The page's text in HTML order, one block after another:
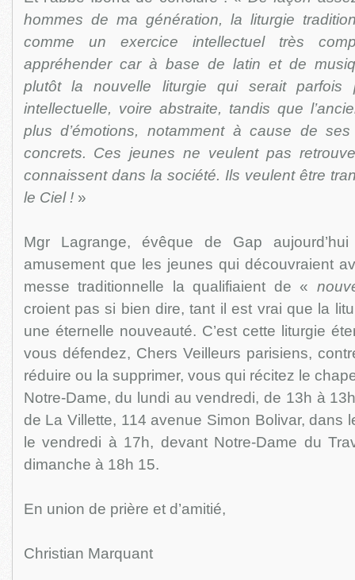
hommes de ma génération, la liturgie
comme un exercice intellectuel très
appréhender car à base de latin et de
plutôt la nouvelle liturgie qui serait parfois
intellectuelle, voire abstraite, tandis que
plus d’émotions, notamment à cause de
concrets. Ces jeunes ne veulent pas
connaissent dans la société. Ils veulent être
le Ciel !»
Mgr Lagrange, évêque de Gap
amusement que les jeunes qui découvraient
messe traditionnelle la qualifiaient de «
croient pas si bien dire, tant il est vrai que la
une éternelle nouveauté. C’est cette liturgie
vous défendez, Chers Veilleurs parisiens,
réduire ou la supprimer, vous qui récitez le
Notre-Dame, du lundi au vendredi, de 13h à
de La Villette, 114 avenue Simon Bolivar, dans
le vendredi à 17h, devant Notre-Dame du
dimanche à 18h 15.
En union de prière et d’amitié,
Christian Marquant